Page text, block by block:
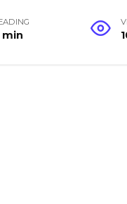
min